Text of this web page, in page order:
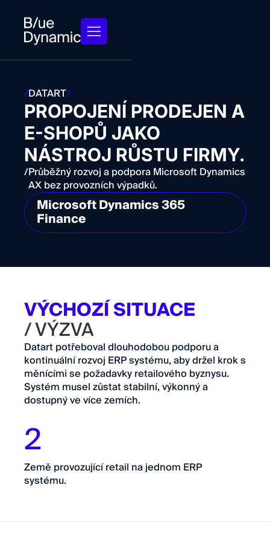
/DATART/
PROPOJENÍ PRODEJEN A
E-SHOPŮ JAKO
NÁSTROJ RŮSTU FIRMY.
/Průběžný rozvoj a podpora Microsoft Dynamics
AX bez provozních výpadků.
Microsoft Dynamics 365
Finance
VÝCHOZÍ SITUACE
/ VÝZVA
Datart potřeboval dlouhodobou podporu a
kontinuální rozvoj ERP systému, aby držel krok s
měnícími se požadavky retailového byznysu.
Systém musel zůstat stabilní, výkonný a
dostupný ve více zemích.
2
Země provozující retail na jednom ERP
systému.